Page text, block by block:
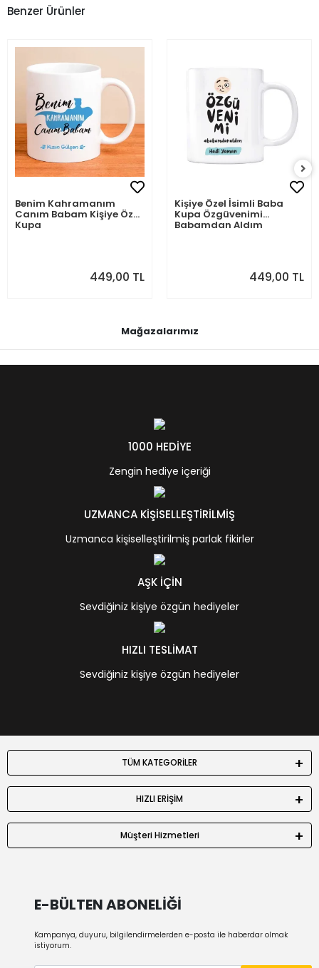
Benzer Ürünler
Benim Kahramanım
Canım Babam Kişiye Özel
Kupa
449,00 TL
Kişiye Özel İsimli Baba
Kupa Özgüvenimi
Babamdan Aldım
449,00 TL
Mağazalarımız
1000 HEDİYE
Zengin hediye içeriği
UZMANCA KİŞİSELLEŞTİRİLMİŞ
Uzmanca kişiselleştirilmiş parlak fikirler
AŞK İÇİN
Sevdiğiniz kişiye özgün hediyeler
HIZLI TESLİMAT
Sevdiğiniz kişiye özgün hediyeler
TÜM KATEGORİLER
HIZLI ERİŞİM
Müşteri Hizmetleri
E-BÜLTEN ABONELİĞİ
Kampanya, duyuru, bilgilendirmelerden e-posta ile haberdar olmak
istiyorum.